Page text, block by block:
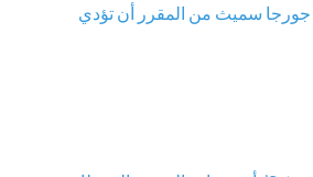
جورجا سميث من المقرر أن تؤدي